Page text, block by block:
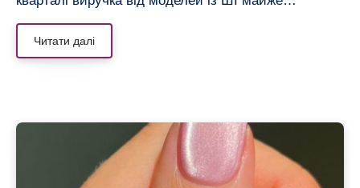
Читати далі